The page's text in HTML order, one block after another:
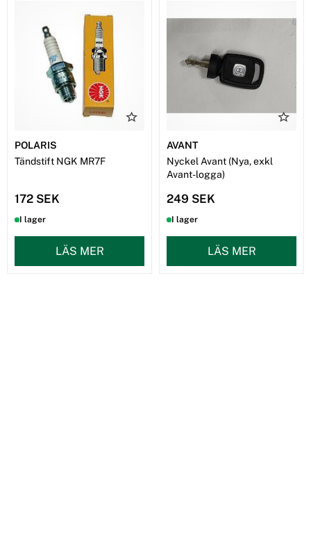
POLARIS
Tändstift NGK MR7F
172 SEK
I lager
LÄS MER
AVANT
Nyckel Avant (Nya, exkl
Avant-logga)
249 SEK
I lager
LÄS MER